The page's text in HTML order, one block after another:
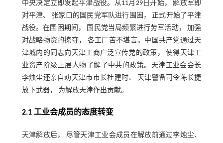
中央决定立即发起平津战役。从11月29日开始， 解放军即
对平津、 张家口的国民党军队进行围困， 正式开始了平津
战役。在围困期间， 国民党当局频繁进行劳军活动， 加强
对战略物资的掠夺， 各工厂苦不堪言。中国共产党通过天
津城内的同志向天津工商广泛宣传党的政策， 使得天津工
业资产阶级上层人物了解了中共的政策。天津工业会会长
李烛尘还亲自劝天津市市长杜建时、 天津警备司令陈长捷
放下武器， 为解放天津作出贡献。
2.1 工业会成员的态度转变
天津解放后， 尽管天津工业会成员在解放前通过李烛尘、